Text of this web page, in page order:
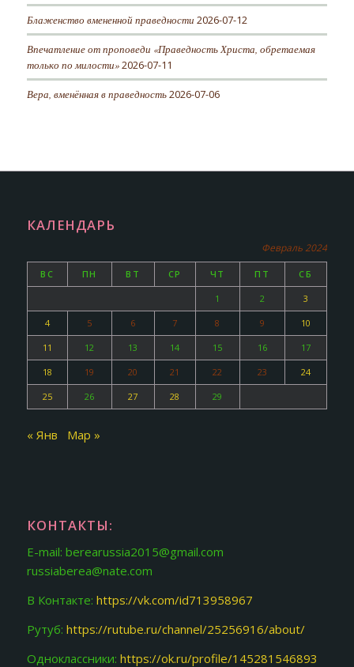
Блаженство вмененной праведности 2026-07-12
Впечатление от проповеди «Праведность Христа, обретаемая
только по милости» 2026-07-11
Вера, вменённая в праведность 2026-07-06
КАЛЕНДАРЬ
Февраль 2024
ВС ПН ВТ СР ЧТ ПТ СБ
1 2 3
4 5 6 7 8 9 10
11 12 13 14 15 16 17
18 19 20 21 22 23 24
25 26 27 28 29
« Янв Мар »
КОНТАКТЫ:
E-mail: berearussia2015@gmail.com
russiaberea@nate.com
В Контакте: https://vk.com/id713958967
Рутуб: https://rutube.ru/channel/25256916/about/
Одноклассники: https://ok.ru/profile/145281546893